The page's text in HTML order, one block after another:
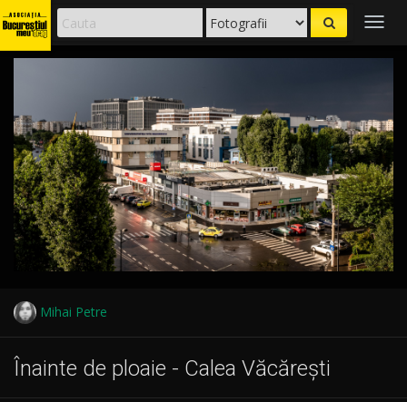
Mihai Petre
Înainte de ploaie - Calea Văcărești